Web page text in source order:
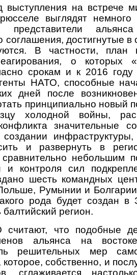
выступления на встрече
выглядят немного
представители
соглашения, достигнутые в
В частности,
о
срокам и к 2016
НАТО, способные
дней после
принципиально новый
холодной войны,
значительные
инфраструктуры,
и развернуть в
небольшим
и контроля сил
шесть командных
Румынии и
рода будет создан
регион.
что подобные
альянса на
решительных мер
собственно, и
сглаживается